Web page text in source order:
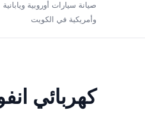
صيانة سيارات أوروبية ويابانية
وأمريكية في الكويت